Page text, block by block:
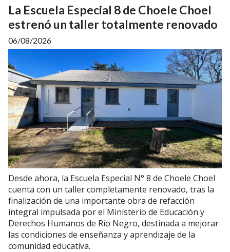
La Escuela Especial 8 de Choele Choel
estrenó un taller totalmente renovado
06/08/2026
Desde ahora, la Escuela Especial N° 8 de Choele Choel
cuenta con un taller completamente renovado, tras la
finalización de una importante obra de refacción
integral impulsada por el Ministerio de Educación y
Derechos Humanos de Río Negro, destinada a mejorar
las condiciones de enseñanza y aprendizaje de la
comunidad educativa.